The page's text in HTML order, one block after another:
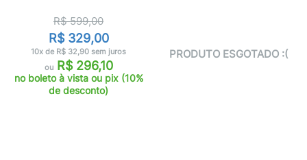
R$ 599,00
R$ 329,00
10x de R$ 32,90 sem juros
ouR$ 296,10
no boleto à vista ou pix (10%
de desconto)
PRODUTO ESGOTADO :(